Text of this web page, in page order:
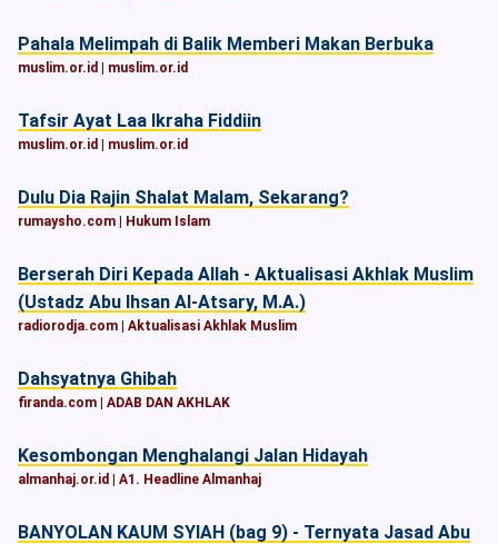
Pahala Melimpah di Balik Memberi Makan Berbuka
muslim.or.id muslim.or.id
Tafsir Ayat Laa Ikraha Fiddiin
muslim.or.id muslim.or.id
Dulu Dia Rajin Shalat Malam, Sekarang?
rumaysho.com Hukum Islam
Berserah Diri Kepada Allah - Aktualisasi Akhlak Muslim
(Ustadz Abu Ihsan Al-Atsary, M.A.)
radiorodja.com Aktualisasi Akhlak Muslim
Dahsyatnya Ghibah
firanda.com ADAB DAN AKHLAK
Kesombongan Menghalangi Jalan Hidayah
almanhaj.or.id A1. Headline Almanhaj
BANYOLAN KAUM SYIAH (bag 9) - Ternyata Jasad Abu